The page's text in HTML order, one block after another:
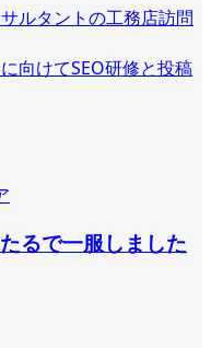
ルタントの工務店訪問
向けてSEO研修と投稿
るで一服しました